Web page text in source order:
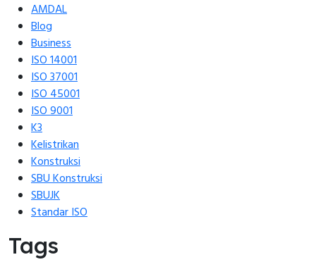
AMDAL
Blog
Business
ISO 14001
ISO 37001
ISO 45001
ISO 9001
K3
Kelistrikan
Konstruksi
SBU Konstruksi
SBUJK
Standar ISO
Tags